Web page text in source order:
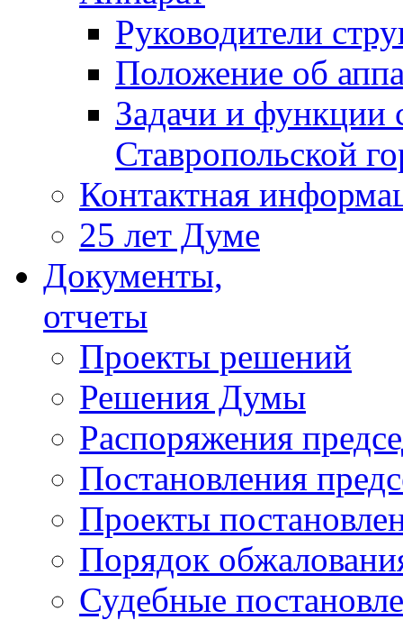
Руководители
Положение об
Задачи и функции
Ставропольской
Контактная
25 лет Думе
Документы,
отчеты
Проекты решений
Решения Думы
Распоряжения
Постановления
Проекты
Порядок
Судебные